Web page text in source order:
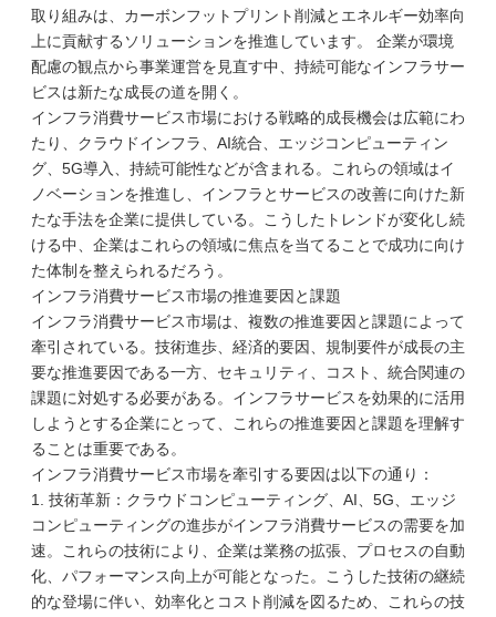
取り組みは、カーボンフットプリント削減とエネルギー効率向
上に貢献するソリューションを推進しています。 企業が環境
配慮の観点から事業運営を見直す中、持続可能なインフラサー
ビスは新たな成長の道を開く。
インフラ消費サービス市場における戦略的成長機会は広範にわ
たり、クラウドインフラ、AI統合、エッジコンピューティン
グ、5G導入、持続可能性などが含まれる。これらの領域はイ
ノベーションを推進し、インフラとサービスの改善に向けた新
たな手法を企業に提供している。こうしたトレンドが変化し続
ける中、企業はこれらの領域に焦点を当てることで成功に向け
た体制を整えられるだろう。
インフラ消費サービス市場の推進要因と課題
インフラ消費サービス市場は、複数の推進要因と課題によって
牽引されている。技術進歩、経済的要因、規制要件が成長の主
要な推進要因である一方、セキュリティ、コスト、統合関連の
課題に対処する必要がある。インフラサービスを効果的に活用
しようとする企業にとって、これらの推進要因と課題を理解す
ることは重要である。
インフラ消費サービス市場を牽引する要因は以下の通り：
1. 技術革新：クラウドコンピューティング、AI、5G、エッジ
コンピューティングの進歩がインフラ消費サービスの需要を加
速。これらの技術により、企業は業務の拡張、プロセスの自動
化、パフォーマンス向上が可能となった。こうした技術の継続
的な登場に伴い、効率化とコスト削減を図るため、これらの技